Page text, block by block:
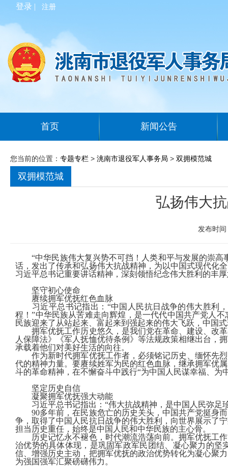
登录 | 注册
首页 新闻公告
您当前的位置： 专题专栏 > 洮南市退役军人事务局 > 双拥模范城
双拥模范城
弘扬伟大
发布时
“中华民族伟大复兴势不可挡！人类和平与发展的崇高
话，发出了传承和弘扬伟大抗战精神，为以中国式现代化
习近平总书记重要讲话精神，深刻领悟纪念伟大胜利的丰
坚守初心使命
赓续拥军优抚红色血脉
习近平总书记指出：“中国人民抗日战争的伟大胜利
程！”中华民族从苦难走向辉煌，是一代代中国共产党人
民族迎来了从站起来、富起来到强起来的伟大飞跃，中国
拥军优抚工作历史悠久，是我们党在革命、建设、改
人保障法》《军人抚恤优待条例》等法规政策相继出台，
承载着他们对美好生活的向往。
作为新时代拥军优抚工作者，必须铭记历史、缅怀先
代的精神力量。要赓续姓军为民的红色血脉，继承拥军优
斗的革命精神，在不懈奋斗中践行“为中国人民谋幸福、为
坚定历史自信
凝聚拥军优抚强大动能
习近平总书记指出：“伟大抗战精神，是中国人民弥
90多年前，在民族危亡的历史关头，中国共产党挺身
争，取得了中国人民抗日战争的伟大胜利，向世界展示了
担当历史重任，始终是中国人民和中华民族的主心骨。
历史记忆永不褪色，时代潮流浩荡向前。拥军优抚工
治优势的具体体现，是巩固军政军民团结、凝心聚力的
信、增强历史主动，把拥军优抚的政治优势转化为凝心聚
为强国强军汇聚磅礴伟力。